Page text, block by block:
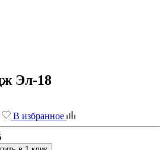
Эл-18
В избранное